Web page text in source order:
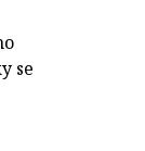
se